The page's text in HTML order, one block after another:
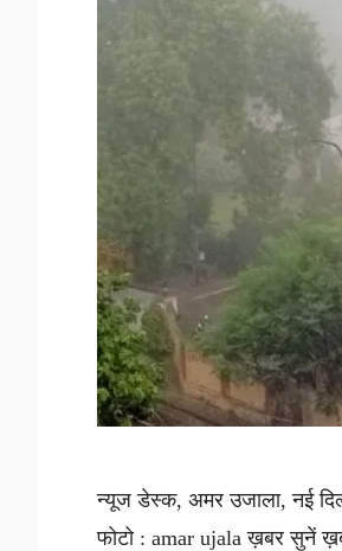
न्यूज डेस्क, अमर उजाला, नई
फोटो : amar ujala ख़बर सुनें